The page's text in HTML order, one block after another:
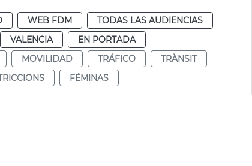
WEB FDM
TODAS LAS AUDIENCIAS
VALENCIA
EN PORTADA
MOVILIDAD TRÁFICO
TRÀNSIT
FÉMINAS